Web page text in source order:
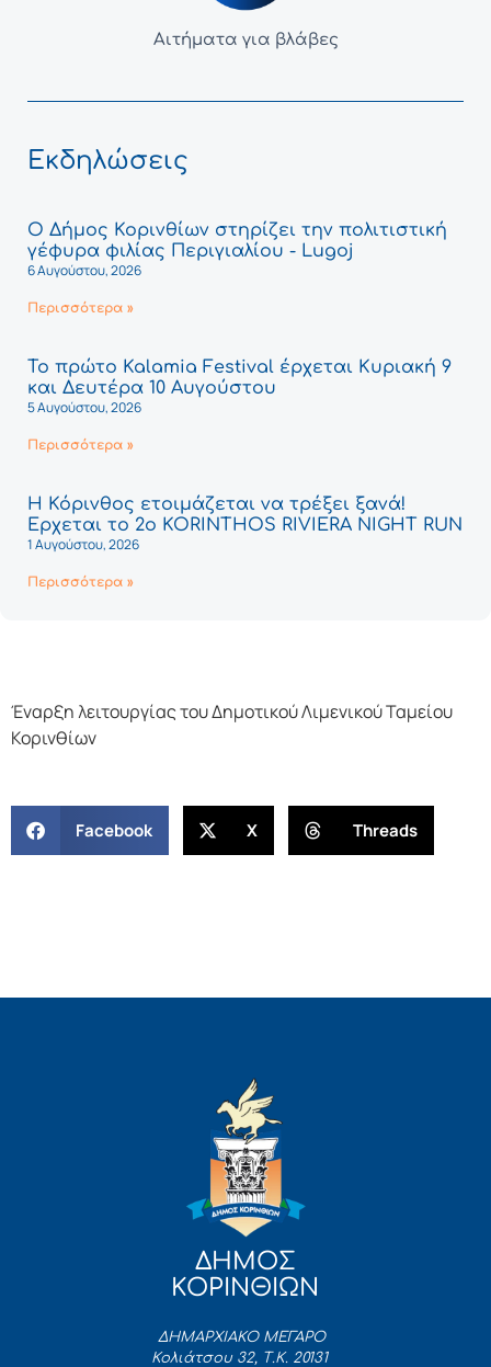
Αιτήματα για βλάβες
Εκδηλώσεις
Ο Δήμος Κορινθίων στηρίζει την πολιτιστική
γέφυρα φιλίας Περιγιαλίου - Lugoj
6 Αυγούστου, 2026
Περισσότερα »
Το πρώτο Kalamia Festival έρχεται Κυριακή 9
και Δευτέρα 10 Αυγούστου
5 Αυγούστου, 2026
Περισσότερα »
Η Κόρινθος ετοιμάζεται να τρέξει ξανά!
Έρχεται το 2ο KORINTHOS RIVIERA NIGHT RUN
1 Αυγούστου, 2026
Περισσότερα »
Έναρξη λειτουργίας του Δημοτικού Λιμενικού Ταμείου
Κορινθίων
Facebook X Threads
ΔΗΜΟΣ
ΚΟΡΙΝΘΙΩΝ
ΔΗΜΑΡΧΙΑΚΟ ΜΕΓΑΡΟ
Κολιάτσου 32, Τ.Κ. 20131